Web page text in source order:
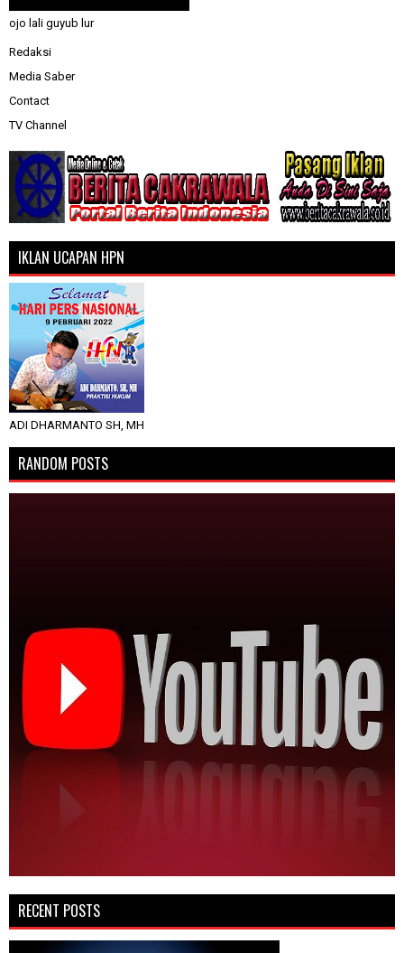
ojo lali guyub lur
Redaksi
Media Saber
Contact
TV Channel
IKLAN UCAPAN HPN
ADI DHARMANTO SH, MH
RANDOM POSTS
RECENT POSTS